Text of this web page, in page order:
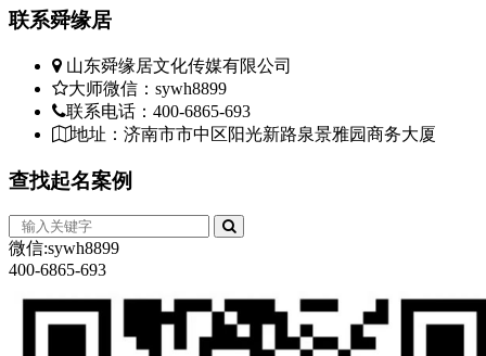
联系舜缘居
山东舜缘居文化传媒有限公司
大师微信：sywh8899
联系电话：400-6865-693
地址：济南市市中区阳光新路泉景雅园商务大厦
查找起名案例
微信:sywh8899
400-6865-693